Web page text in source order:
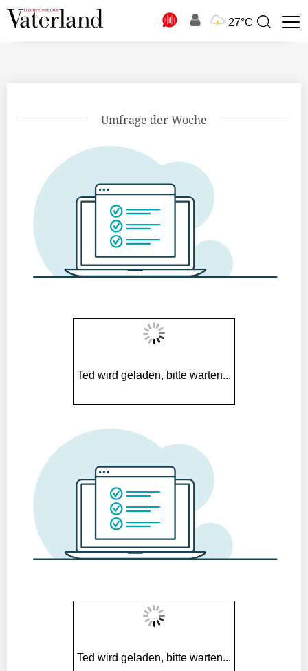
27°C
Suchbegriff
Umfrage der Woche
Ted wird geladen, bitte warten...
Ted wird geladen, bitte warten...